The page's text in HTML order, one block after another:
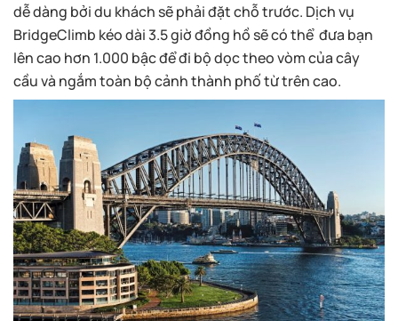
dễ dàng bởi du khách sẽ phải đặt chỗ trước. Dịch vụ
BridgeClimb kéo dài 3.5 giờ đồng hồ sẽ có thể đưa bạn
lên cao hơn 1.000 bậc để đi bộ dọc theo vòm của cây
cầu và ngắm toàn bộ cảnh thành phố từ trên cao.